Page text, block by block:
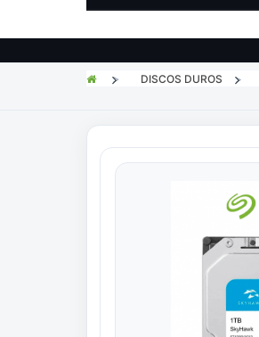
> DISCOS DUROS >